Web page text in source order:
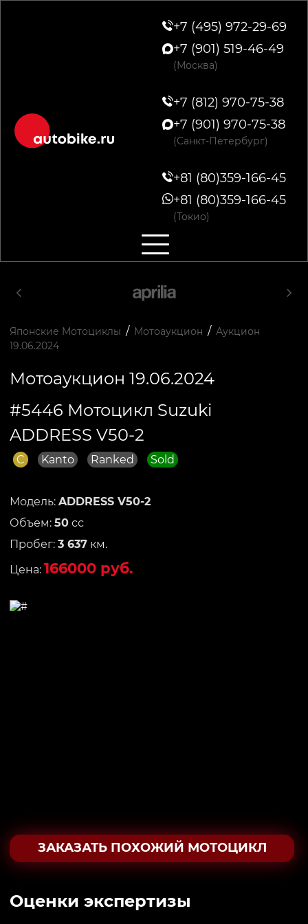
+7 (495) 972-29-69
+7 (901) 519-46-49
(Москва)
+7 (812) 970-75-38
+7 (901) 970-75-38
(Санкт-Петербург)
+81 (80)359-166-45
+81 (80)359-166-45
(Токио)
Японские Мотоциклы / Мотоаукцион / Аукцион
19.06.2024
Мотоаукцион 19.06.2024
#5446 Мотоцикл Suzuki
ADDRESS V50-2
C Kanto Ranked Sold
Модель: ADDRESS V50-2
Объем: 50 сс
Пробег: 3 637 км.
Цена: 166000 руб.
ЗАКАЗАТЬ ПОХОЖИЙ МОТОЦИКЛ
Oценки экспертизы